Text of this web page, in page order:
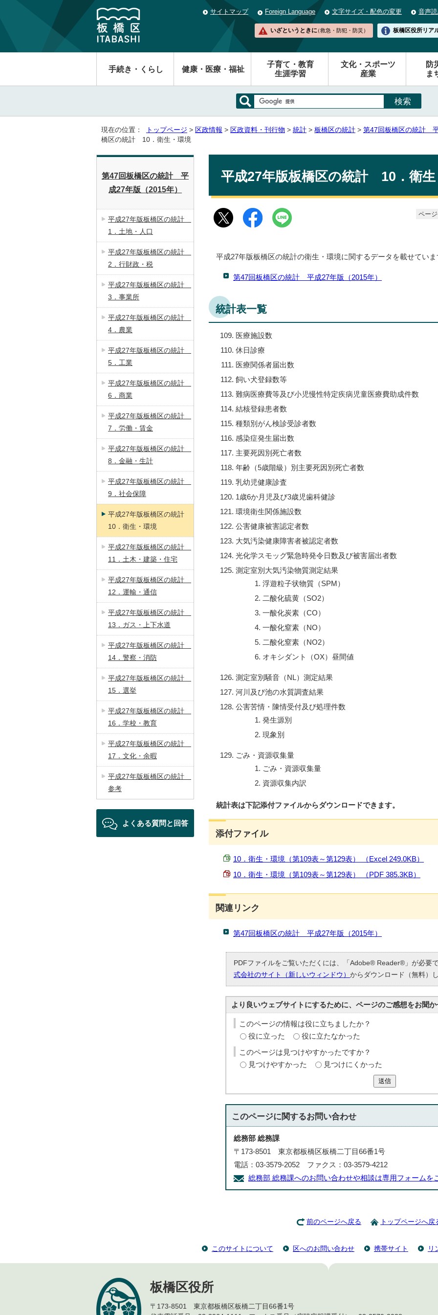
サイトマップ Foreign Language 文字サイズ・配色の変更 音声
いざというときに（救急・防犯・防災） 板橋区役所リア
手続き・くらし 健康・医療・福祉
子育て・教育
生涯学習
文化・スポーツ
産業
防
ま
現在の位置： トップページ > 区政情報 > 区政資料・刊行物 > 統計 > 板橋区の統計 > 第47回板橋区の統計
橋区の統計 10．衛生・環境
平成27年版板橋区の統計 10．衛生
ペー
平成27年版板橋区の統計の衛生・環境に関するデータを載せていま
第47回板橋区の統計 平成27年版（2015年）
統計表一覧
医療施設数
休日診療
医療関係者届出数
飼い犬登録数等
難病医療費等及び小児慢性特定疾病児童医療費助成件数
結核登録患者数
種類別がん検診受診者数
感染症発生届出数
主要死因別死亡者数
年齢（5歳階級）別主要死因別死亡者数
乳幼児健康診査
1歳6か月児及び3歳児歯科健診
環境衛生関係施設数
公害健康被害認定者数
大気汚染健康障害者被認定者数
光化学スモッグ緊急時発令日数及び被害届出者数
測定室別大気汚染物質測定結果
浮遊粒子状物質（SPM）
二酸化硫黄（SO2）
一酸化炭素（CO）
一酸化窒素（NO）
二酸化窒素（NO2）
オキシダント（OX）昼間値
測定室別騒音（NL）測定結果
河川及び池の水質調査結果
公害苦情・陳情受付及び処理件数
発生源別
現象別
ごみ・資源収集量
ごみ・資源収集量
資源収集内訳
統計表は下記添付ファイルからダウンロードできます。
添付ファイル
10．衛生・環境（第109表～第129表） （Excel 249.0KB）
10．衛生・環境（第109表～第129表） （PDF 385.3KB）
関連リンク
第47回板橋区の統計 平成27年版（2015年）
PDFファイルをご覧いただくには、「Adobe® Reader®」が必要
式会社のサイト（新しいウィンドウ） からダウンロード（無料）
より良いウェブサイトにするために、ページのご感想をお聞か
このページの情報は役に立ちましたか？
役に立った
役に立たなかった
このページは見つけやすかったですか？
見つけやすかった
見つけにくかった
送信
このページに関するお問い合わせ
総務部 総務課
〒173-8501 東京都板橋区板橋二丁目66番1号
電話：03-3579-2052 ファクス：03-3579-4212
総務部 総務課へのお問い合わせや相談は専用フォームを
第47回板橋区の統計 平
成27年版（2015年）
平成27年版板橋区の統計
1．土地・人口
平成27年版板橋区の統計
2．行財政・税
平成27年版板橋区の統計
3．事業所
平成27年版板橋区の統計
4．農業
平成27年版板橋区の統計
5．工業
平成27年版板橋区の統計
6．商業
平成27年版板橋区の統計
7．労働・賃金
平成27年版板橋区の統計
8．金融・生計
平成27年版板橋区の統計
9．社会保障
平成27年版板橋区の統計
10．衛生・環境
平成27年版板橋区の統計
11．土木・建築・住宅
平成27年版板橋区の統計
12．運輸・通信
平成27年版板橋区の統計
13．ガス・上下水道
平成27年版板橋区の統計
14．警察・消防
平成27年版板橋区の統計
15．選挙
平成27年版板橋区の統計
16．学校・教育
平成27年版板橋区の統計
17．文化・余暇
平成27年版板橋区の統計
参考
よくある質問と回答
前のページへ戻る トップページへ戻
このサイトについて 区へのお問い合わせ 携帯サイト リ
板橋区役所
〒173-8501 東京都板橋区板橋二丁目66番1号